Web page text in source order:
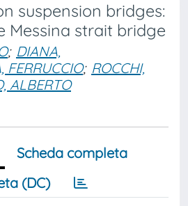
suspension bridges:
Messina strait bridge
; DIANA,
FERRUCCIO; ROCCHI,
ALBERTO
Scheda completa
(DC)